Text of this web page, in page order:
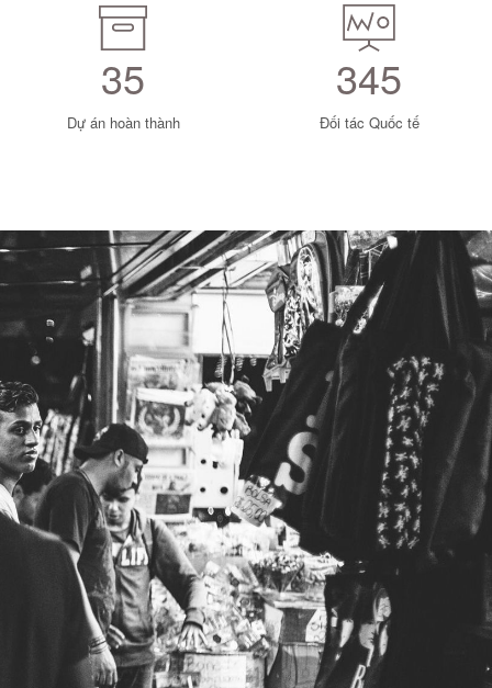
35
Dự án hoàn thành
345
Đối tác Quốc tế